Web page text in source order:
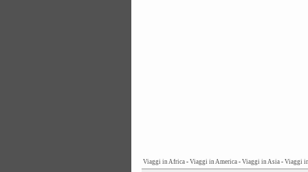
Viaggi in Africa - Viaggi in America - Viaggi in Asia - Viaggi